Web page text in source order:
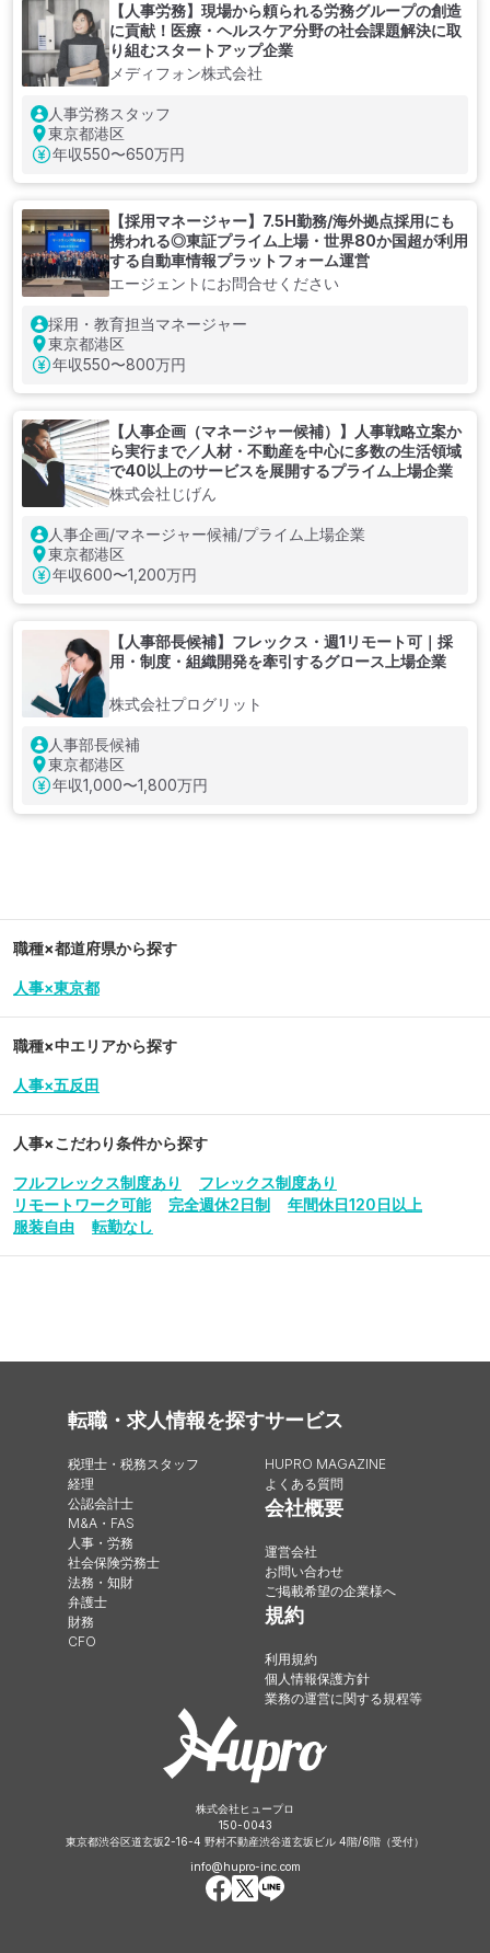
【人事労務】現場から頼られる労務グループの創造
に貢献！医療・ヘルスケア分野の社会課題解決に取
り組むスタートアップ企業
メディフォン株式会社
人事労務スタッフ
東京都港区
年収550〜650万円
【採用マネージャー】7.5H勤務/海外拠点採用にも
携われる◎東証プライム上場・世界80か国超が利用
する自動車情報プラットフォーム運営
エージェントにお問合せください
採用・教育担当マネージャー
東京都港区
年収550〜800万円
【人事企画（マネージャー候補）】人事戦略立案か
ら実行まで／人材・不動産を中心に多数の生活領域
で40以上のサービスを展開するプライム上場企業
株式会社じげん
人事企画/マネージャー候補/プライム上場企業
東京都港区
年収600〜1,200万円
【人事部長候補】フレックス・週1リモート可｜採
用・制度・組織開発を牽引するグロース上場企業
株式会社プログリット
人事部長候補
東京都港区
年収1,000〜1,800万円
職種×都道府県から探す
人事×東京都
職種×中エリアから探す
人事×五反田
人事×こだわり条件から探す
フルフレックス制度あり
フレックス制度あり
リモートワーク可能
完全週休2日制
年間休日120日以上
服装自由
転勤なし
転職・求人情報を探す
税理士・税務スタッフ
経理
公認会計士
M&A・FAS
人事・労務
社会保険労務士
法務・知財
弁護士
財務
CFO
サービス
HUPRO MAGAZINE
よくある質問
会社概要
運営会社
お問い合わせ
ご掲載希望の企業様へ
規約
利用規約
個人情報保護方針
業務の運営に関する規程等
株式会社ヒュープロ
150-0043
東京都渋谷区道玄坂2-16-4 野村不動産渋谷道玄坂ビル 4階/6階（受付）
info@hupro-inc.com